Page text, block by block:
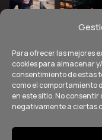
Para ofrecer las mejores
cookies para almacenar
consentimiento de estas
como el comportamiento
en este sitio. No
negativamente a ciertas